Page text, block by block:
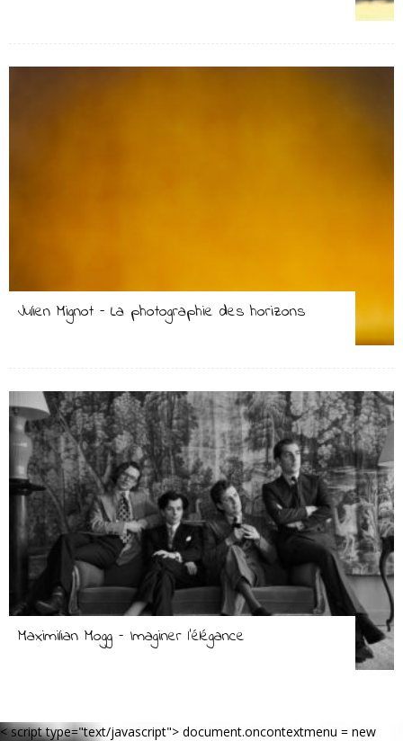
Julien Mignot – La photographie des horizons
Maximilian Mogg – Imaginer l’élégance
< script type="text/javascript"> document.oncontextmenu = new